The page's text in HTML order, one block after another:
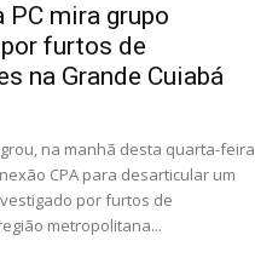
PC mira grupo
furtos de
na Grande Cuiabá
na manhã desta quarta-feira
CPA para desarticular um
por furtos de
metropolitana...